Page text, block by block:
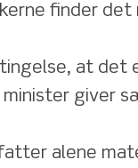
finder det
at det
giver
alene